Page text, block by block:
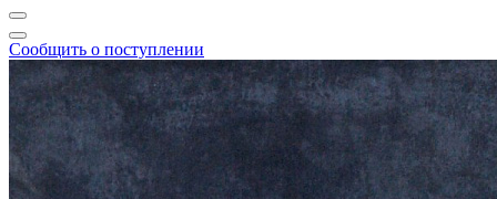
Сообщить о поступлении